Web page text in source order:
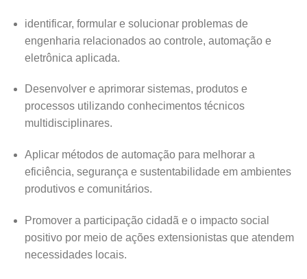
identificar, formular e solucionar problemas de
engenharia relacionados ao controle, automação e
eletrônica aplicada.
Desenvolver e aprimorar sistemas, produtos e
processos utilizando conhecimentos técnicos
multidisciplinares.
Aplicar métodos de automação para melhorar a
eficiência, segurança e sustentabilidade em ambientes
produtivos e comunitários.
Promover a participação cidadã e o impacto social
positivo por meio de ações extensionistas que atendem
necessidades locais.